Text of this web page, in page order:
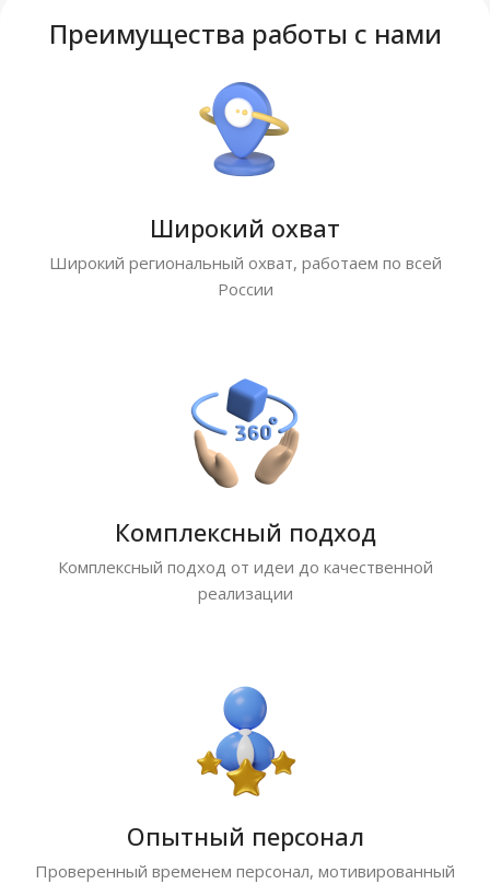
Преимущества работы с нами
Широкий охват
Широкий региональный охват, работаем по всей
России
Комплексный подход
Комплексный подход от идеи до качественной
реализации
Опытный персонал
Проверенный временем персонал, мотивированный